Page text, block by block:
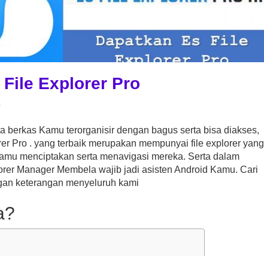
File Explorer Pro
berkas Kamu terorganisir dengan bagus serta bisa diakses,
Pro . yang terbaik merupakan mempunyai file explorer yang
menciptakan serta menavigasi mereka. Serta dalam
Manager Membela wajib jadi asisten Android Kamu. Cari
keterangan menyeluruh kami